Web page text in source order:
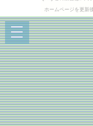
ホームページを更新